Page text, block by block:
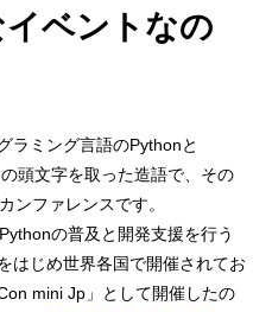
ベントなの
ラミング言語のPythonと
頭文字を取った造語で、その
ンファレンスです。
の普及と開発支援を行う
はじめ世界各国で開催されてお
mini Jp」として開催したの